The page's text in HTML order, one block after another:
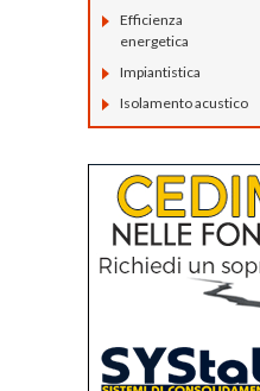
Efficienza
energetica
Impiantistica
Isolamento acustico